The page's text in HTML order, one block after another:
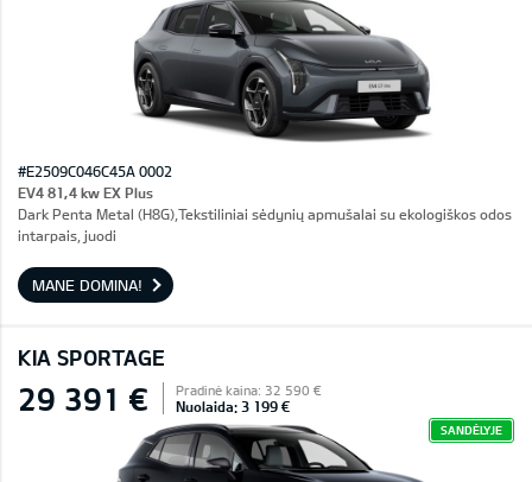
#E2509C046C45A 0002
EV4 81,4 kw EX Plus
Dark Penta Metal (H8G),Tekstiliniai sėdynių apmušalai su ekologiškos odos
intarpais, juodi
MANE DOMINA!
KIA SPORTAGE
29 391 € Pradinė kaina: 32 590 €
Nuolaida: 3 199 €
SANDĖLYJE